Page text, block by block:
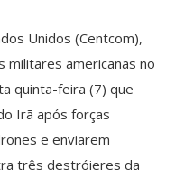
Unidos (Centcom),
militares americanas no
quinta-feira (7) que
Irã após forças
e enviarem
três destróieres da